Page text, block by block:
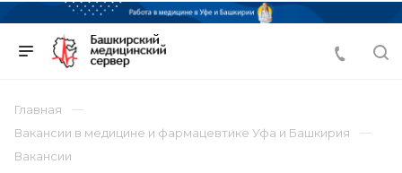
Главная
Вакансии в медицине и фармацевтике Уфа и Башкирия
Вакансии